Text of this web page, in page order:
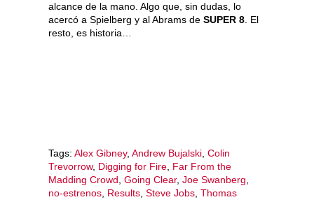
alcance de la mano. Algo que, sin dudas, lo
acercó a Spielberg y al Abrams de SUPER 8. El
resto, es historia…
Tags: Alex Gibney, Andrew Bujalski, Colin
Trevorrow, Digging for Fire, Far From the
Madding Crowd, Going Clear, Joe Swanberg,
no-estrenos, Results, Steve Jobs, Thomas